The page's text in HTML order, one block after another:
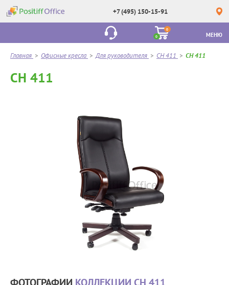
+7 (495) 150-15-91
0
0
МЕНЮ
Главная > Офисные кресла >Для руководителя > CH 411 > CH 411
CH 411